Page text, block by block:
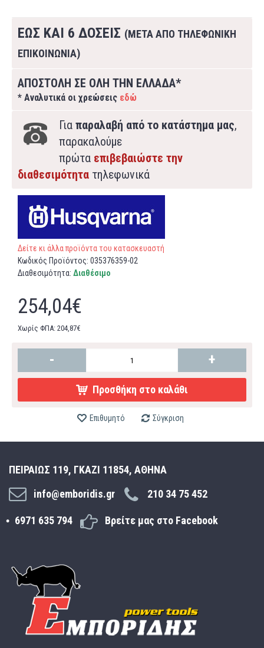
ΕΩΣ ΚΑΙ 6 ΔΟΣΕΙΣ (ΜΕΤΑ ΑΠΟ ΤΗΛΕΦΩΝΙΚΗ
ΕΠΙΚΟΙΝΩΝΙΑ)
ΑΠΟΣΤΟΛΗ ΣΕ ΟΛΗ ΤΗΝ ΕΛΛΑΔΑ*
* Αναλυτικά οι χρεώσεις εδώ
Για παραλαβή από το κατάστημα μας,
παρακαλούμε
πρώτα επιβεβαιώστε την
διαθεσιμότητα τηλεφωνικά
Δείτε κι άλλα προϊόντα του κατασκευαστή
Κωδικός Προϊόντος: 035376359-02
Διαθεσιμότητα: Διαθέσιμο
254,04€
Χωρίς ΦΠΑ: 204,87€
- +
Προσθήκη στο καλάθι
Επιθυμητό Σύγκριση
ΠΕΙΡΑΙΩΣ 119, ΓΚΑΖΙ 11854, ΑΘΗΝΑ
info@emboridis.gr
210 34 75 452
6971 635 794 Βρείτε μας στο Facebook